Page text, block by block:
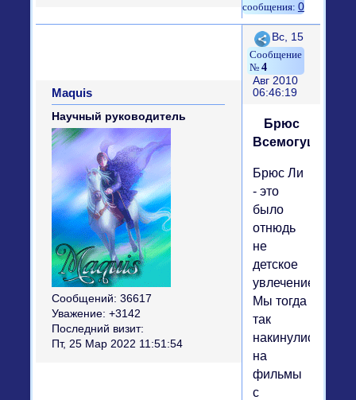
0
Поделиться
4
Вс, 15
Авг 2010
06:46:19
Maquis
Научный руководитель
Сообщений: 36617
Уважение: +3142
Последний визит:
Пт, 25 Мар 2022 11:51:54
Брюс
Всемогущий
Брюс Ли
- это
было
отнюдь
не
детское
увлечение.
Мы тогда
так
накинулись
на
фильмы
с